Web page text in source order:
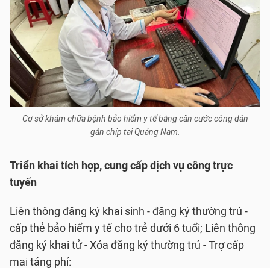
Cơ sở khám chữa bệnh bảo hiểm y tế bằng căn cước công dân
gắn chíp tại Quảng Nam.
Triển khai tích hợp, cung cấp dịch vụ công trực
tuyến
Liên thông đăng ký khai sinh - đăng ký thường trú -
cấp thẻ bảo hiểm y tế cho trẻ dưới 6 tuổi; Liên thông
đăng ký khai tử - Xóa đăng ký thường trú - Trợ cấp
mai táng phí: